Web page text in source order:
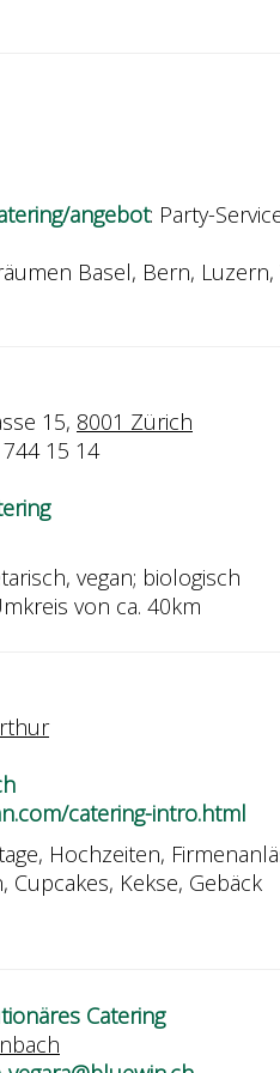
angebot: Party-
Basel, Bern,
15, 8001 Zürich
15 14
vegan; biologisch
von ca. 40km
catering-intro.html
Hochzeiten,
Cupcakes, Kekse, Gebäck
Catering